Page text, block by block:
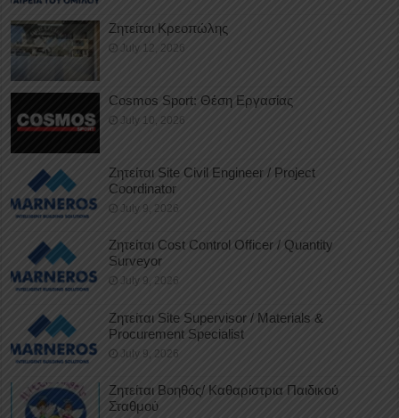
Ζητείται Κρεοπώλης
July 12, 2026
Cosmos Sport: Θέση Εργασίας
July 10, 2026
Ζητείται Site Civil Engineer / Project
Coordinator
July 9, 2026
Ζητείται Cost Control Officer / Quantity
Surveyor
July 9, 2026
Ζητείται Site Supervisor / Materials &
Procurement Specialist
July 9, 2026
Ζητείται Βοηθός/ Καθαρίστρια Παιδικού
Σταθμού